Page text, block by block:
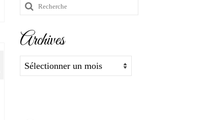
Rechercher
Archives
Archives